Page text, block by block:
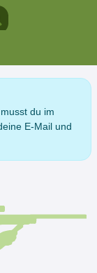
du im
E-Mail und